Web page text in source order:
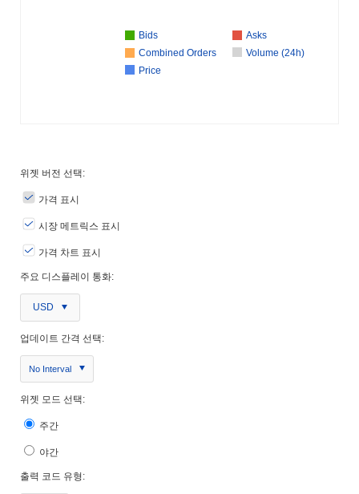
Bids
Asks
Combined Orders
Volume (24h)
Price
위젯 버전 선택:
가격 표시
시장 메트릭스 표시
가격 차트 표시
주요 디스플레이 통화:
USD
업데이트 간격 선택:
No Interval
위젯 모드 선택:
주간
야간
출력 코드 유형: